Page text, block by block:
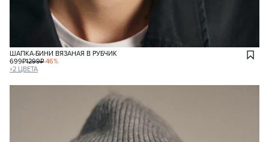
ШАПКА-БИНИ ВЯЗАНАЯ В РУБЧИК
699₽1299₽-46%
+2 ЦВЕТА